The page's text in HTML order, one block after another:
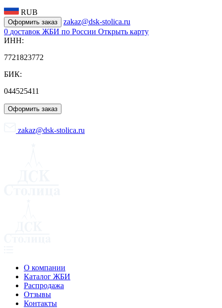
RUB
Оформить заказ
zakaz@dsk-stolica.ru
0 доставок ЖБИ по России Открыть карту
ИНН:
7721823772
БИК:
044525411
Оформить заказ
zakaz@dsk-stolica.ru
О компании
Каталог ЖБИ
Распродажа
Отзывы
Контакты